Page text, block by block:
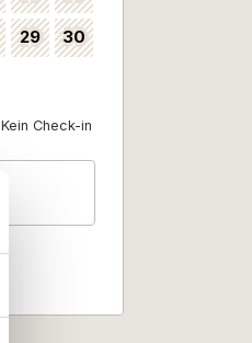
29 30
Kein Check-in